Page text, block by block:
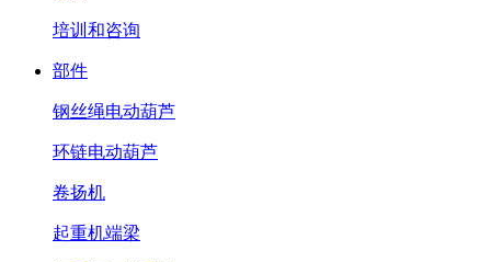
培训和咨询
部件
钢丝绳电动葫芦
环链电动葫芦
卷扬机
起重机端梁